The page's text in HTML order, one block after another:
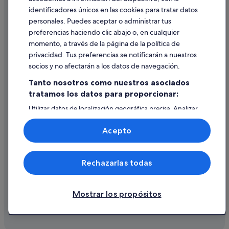
Ayuda
Cancelar un vuelo
Cancelar una reserva de hotel o de un alquiler vacacional
Utilizar un cupón de Expedia
Documentos para viajes internacionales
© 2026 Expedia, Inc., una empresa de Expedia Group. Todos los
derechos reservados. Expedia y el logotipo de Expedia son marcas
comerciales o marcas comerciales registradas de Expedia, Inc.
identificadores únicos en las cookies para tratar datos
personales. Puedes aceptar o administrar tus
preferencias haciendo clic abajo o, en cualquier
momento, a través de la página de la política de
privacidad. Tus preferencias se notificarán a nuestros
socios y no afectarán a los datos de navegación.
Tanto nosotros como nuestros asociados
tratamos los datos para proporcionar:
Utilizar datos de localización geográfica precisa. Analizar
activamente las características del dispositivo para su
identificación. Almacenar la información en un dispositivo
y/o acceder a ella. Publicidad y contenido personalizados,
medición de publicidad y contenido, investigación de
audiencia y desarrollo de servicios.
Lista de asociados (proveedores)
Mostrar los propósitos
Rechazarlas todas
Acepto